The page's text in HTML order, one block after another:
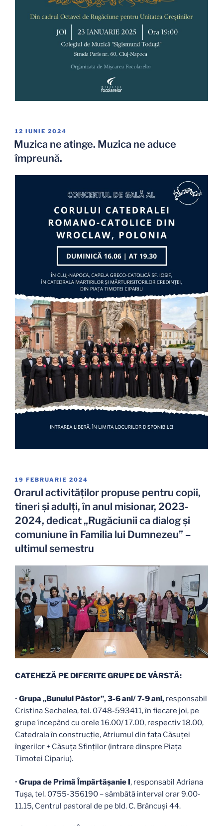
PUBLICAT
PE
12 IUNIE 2024
Muzica ne atinge. Muzica ne aduce
împreună.
PUBLICAT
PE
19 FEBRUARIE 2024
Orarul activităților propuse pentru copii,
tineri și adulți, în anul misionar, 2023-
2024, dedicat „Rugăciunii ca dialog și
comuniune în Familia lui Dumnezeu” –
ultimul semestru
CATEHEZĂ PE DIFERITE GRUPE DE VÂRSTĂ:
• Grupa „Bunului Păstor”, 3-6 ani/ 7-9 ani, responsabil
Cristina Sechelea, tel. 0748-593411, în fiecare joi, pe
grupe începând cu orele 16.00/ 17.00, respectiv 18.00,
Catedrala în construcție, Atriumul din faţa Căsuţei
îngerilor + Căsuța Sfinților (intrare dinspre Piața
Timotei Cipariu).
• Grupa de Primă Împărtăşanie I, responsabil Adriana
Tușa, tel. 0755-356190 – sâmbătă interval orar 9.00-
11.15, Centrul pastoral de pe bld. C. Brâncuși 44.